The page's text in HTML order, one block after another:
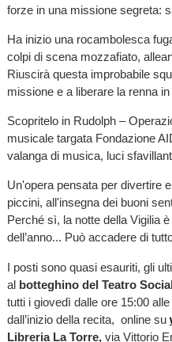
forze in una missione segreta:
Ha inizio una rocambolesca
colpi di scena mozzafiato,
Riuscirà questa improbabile
missione e a liberare la renna
Scopritelo in Rudolph –
musicale targata Fondazione
valanga di musica, luci
Un'opera pensata per divertire
piccini, all'insegna dei buoni
Perché sì, la notte della Vigilia
dell’anno... Può accadere di
I posti sono quasi esauriti, gli
al botteghino del Teatro
tutti i giovedì dalle ore 15:00
dall’inizio della recita, online su
Libreria La Torre,via Vittorio